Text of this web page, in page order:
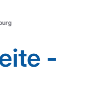
-